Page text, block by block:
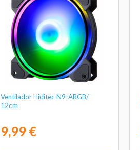
Ventilador Hiditec N9-ARGB/
12cm
9,99 €